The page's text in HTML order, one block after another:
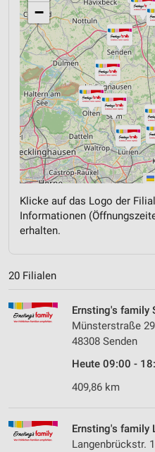
−
Klicke auf das Logo der
Informationen
erhalten.
20 Filialen
Ernsting's family
Münsterstraße 29
48308 Senden
Heute 09:00 -
409,86 km
Ernsting's family
Langenbrückstr.